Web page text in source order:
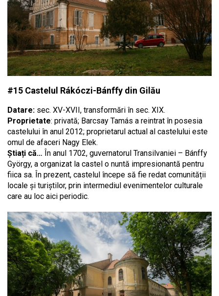
#15 Castelul Rákóczi-Bánffy din Gilău
Datare: sec. XV-XVII, transformări în sec. XIX.
Proprietate: privată; Barcsay Tamás a reintrat în posesia
castelului în anul 2012; proprietarul actual al castelului este
omul de afaceri Nagy Elek.
Știați că… În anul 1702, guvernatorul Transilvaniei – Bánffy
György, a organizat la castel o nuntă impresionantă pentru
fiica sa. În prezent, castelul începe să fie redat comunității
locale și turiștilor, prin intermediul evenimentelor culturale
care au loc aici periodic.